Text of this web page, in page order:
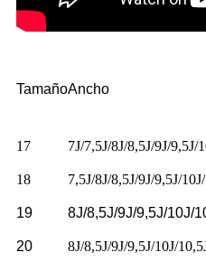
TamañoAncho
17 7J/7,5J/8J/8,5J/9J/9,5J/
18 7,5J/8J/8,5J/9J/9,5J/
19 8J/8,5J/9J/9,5J/10J/
20 8J/8,5J/9J/9,5J/10J/